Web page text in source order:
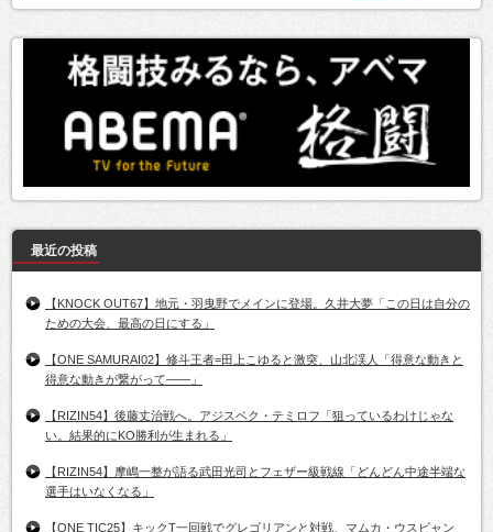
最近の投稿
【KNOCK OUT67】地元・羽曳野でメインに登場。久井大夢「この日は自分の
ための大会、最高の日にする」
【ONE SAMURAI02】修斗王者=田上こゆると激突、山北渓人「得意な動きと
得意な動きが繋がって――」
【RIZIN54】後藤丈治戦へ。アジスベク・テミロフ「狙っているわけじゃな
い。結果的にKO勝利が生まれる」
【RIZIN54】摩嶋一整が語る武田光司とフェザー級戦線「どんどん中途半端な
選手はいなくなる」
【ONE TIC25】キックT一回戦でグレゴリアンと対戦、マムカ・ウスビャン